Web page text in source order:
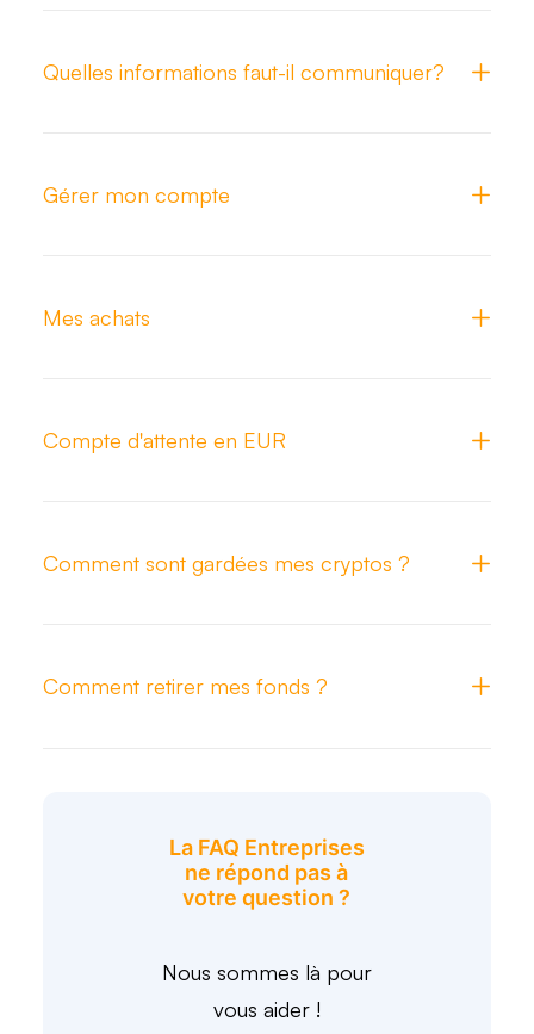
Quelles informations faut-il communiquer?
Gérer mon compte
Mes achats
Compte d'attente en EUR
Comment sont gardées mes cryptos ?
Comment retirer mes fonds ?
La FAQ Entreprises
ne répond pas à
votre question ?
Nous sommes là pour
vous aider !